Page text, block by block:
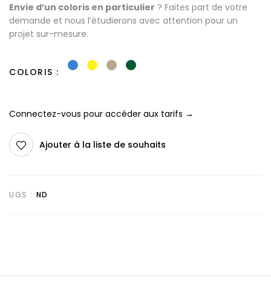
Envie d’un coloris en particulier ? Faites part de votre
demande et nous l’étudierons avec attention pour un
projet sur-mesure.
COLORIS
Connectez-vous pour accéder aux tarifs →
Ajouter à la liste de souhaits
UGS : ND